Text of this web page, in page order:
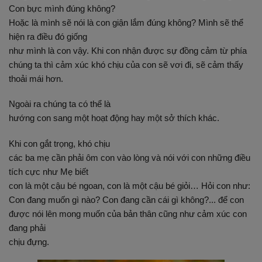
Con bực mình đúng không?
Hoặc là mình sẽ nói là con giận lắm đúng không? Mình sẽ thể
hiện ra điều đó giống
như mình là con vậy. Khi con nhận được sự đồng cảm từ phía
chúng ta thì cảm xúc khó chịu của con sẽ vơi đi, sẽ cảm thấy
thoải mái hơn.
Ngoài ra chúng ta có thể là
hướng con sang một hoạt động hay một sở thích khác.
Khi con gắt trọng, khó chịu
các ba mẹ cần phải ôm con vào lòng và nói với con những điều
tích cực như Mẹ biết
con là một cậu bé ngoan, con là một cậu bé giỏi… Hỏi con như:
Con đang muốn gì nào? Con đang cần cái gì không?... để con
được nói lên mong muốn của bản thân cũng như cảm xúc con
đang phải
chịu đựng.